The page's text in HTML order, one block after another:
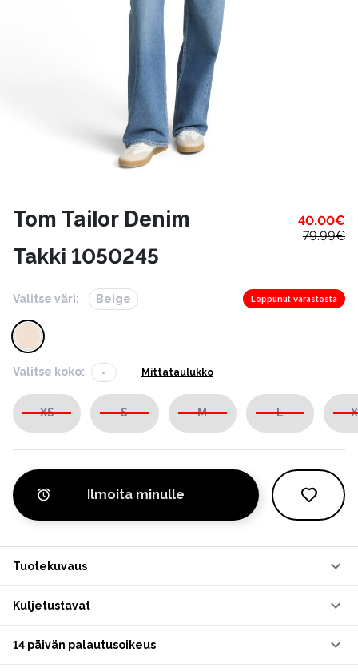
Tom Tailor Denim 40.00€
79.99€
Takki 1050245
Valitse väri: Beige Loppunut varastosta
Valitse koko: - Mittataulukko
XS S M L
Ilmoita minulle
Tuotekuvaus
Kuljetustavat
14 päivän palautusoikeus